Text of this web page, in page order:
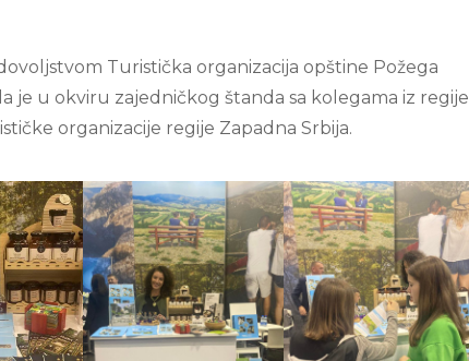
Turistička organizacija opštine Požega
je u okviru zajedničkog štanda sa kolegama iz regije
organizacije regije Zapadna Srbija.